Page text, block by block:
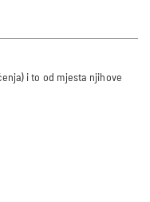
i to od mjesta njihove